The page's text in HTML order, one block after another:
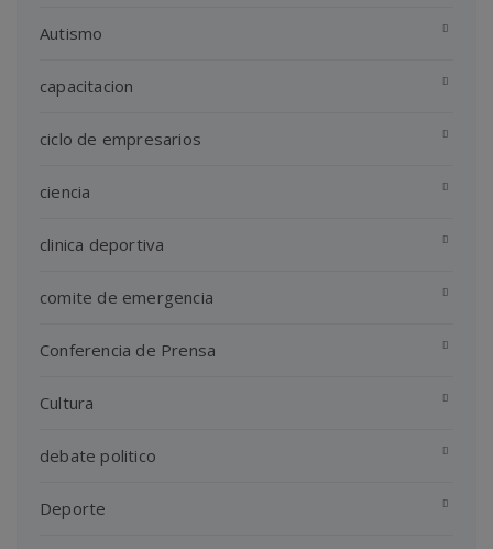
Autismo
capacitacion
ciclo de empresarios
ciencia
clinica deportiva
comite de emergencia
Conferencia de Prensa
Cultura
debate politico
Deporte